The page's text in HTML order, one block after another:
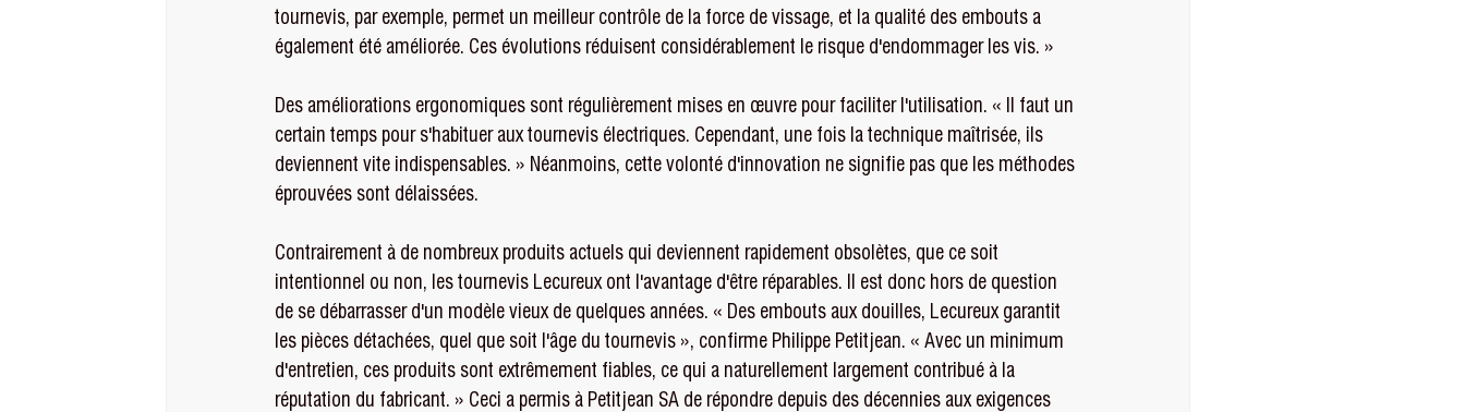
tournevis, par exemple, permet un meilleur contrôle de la force de vissage, et la qualité des embouts a
également été améliorée. Ces évolutions réduisent considérablement le risque d'endommager les vis. »
Des améliorations ergonomiques sont régulièrement mises en œuvre pour faciliter l'utilisation. « Il faut un
certain temps pour s'habituer aux tournevis électriques. Cependant, une fois la technique maîtrisée, ils
deviennent vite indispensables. » Néanmoins, cette volonté d'innovation ne signifie pas que les méthodes
éprouvées sont délaissées.
Contrairement à de nombreux produits actuels qui deviennent rapidement obsolètes, que ce soit
intentionnel ou non, les tournevis Lecureux ont l'avantage d'être réparables. Il est donc hors de question
de se débarrasser d'un modèle vieux de quelques années. « Des embouts aux douilles, Lecureux garantit
les pièces détachées, quel que soit l'âge du tournevis », confirme Philippe Petitjean. « Avec un minimum
d'entretien, ces produits sont extrêmement fiables, ce qui a naturellement largement contribué à la
réputation du fabricant. » Ceci a permis à Petitjean SA de répondre depuis des décennies aux exigences